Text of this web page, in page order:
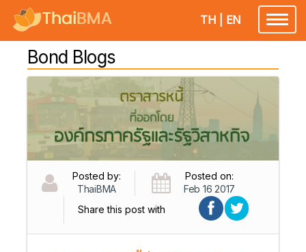
TH EN
Bond Blogs
Posted by:
ThaiBMA
Posted on:
Feb 16 2017
Share this post with